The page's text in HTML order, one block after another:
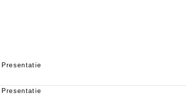
Presentatie
Presentatie